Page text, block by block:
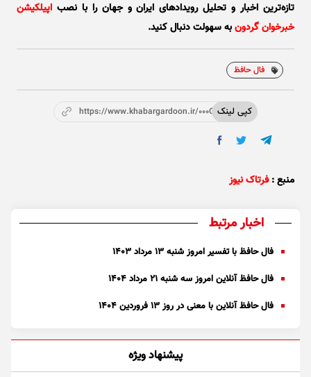
تازه‌ترین اخبار و تحلیل‌ رویدادهای ایران و جهان را با نصب اپیلکیشن
خبرخوان گردونبه سهولت دنبال کنید.
فال حافظ
کپی لینکhttps://www.khabargardoon.ir/000O1x
منبع : فرتاک نیوز
اخبار مرتبط
فال حافظ با تفسیر امروز شنبه ۱۳ مرداد ۱۴۰۳
فال حافظ آنلاین امروز سه شنبه ۲۱ مرداد ۱۴۰۴
فال حافظ آنلاین با معنی در روز 13 فروردین ۱۴۰۴
پیشنهاد ویژه